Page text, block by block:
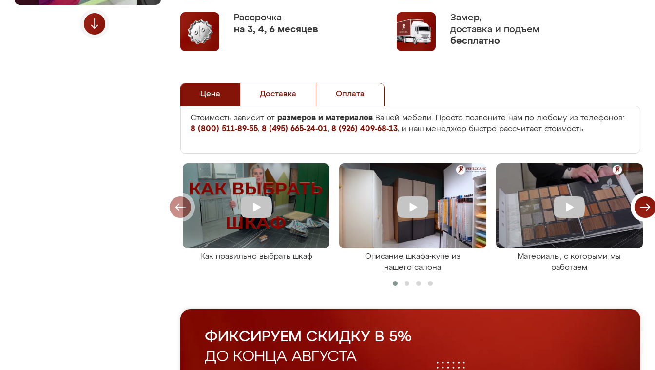
Рассрочка
на 3, 4, 6 месяцев
Замер,
доставка и подъем
бесплатно
Цена Доставка Оплата
Стоимость зависит от размеров и материалов Вашей мебели. Просто позвоните нам по любому из телефонов:
8 (800) 511-89-55, 8 (495) 665-24-01, 8 (926) 409-68-13, и наш менеджер быстро рассчитает стоимость.
Как правильно выбрать шкаф
Описание шкафа-купе из
нашего салона
Материалы, с которыми мы
работаем
ФИКСИРУЕМ СКИДКУ В 5%
ДО КОНЦА АВГУСТА